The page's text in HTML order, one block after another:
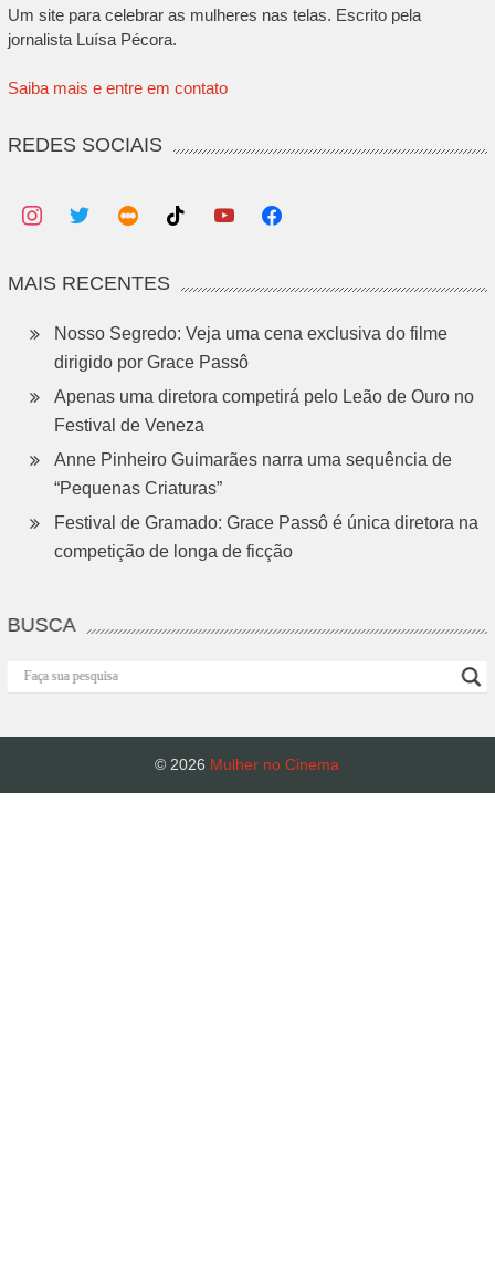
Um site para celebrar as mulheres nas telas. Escrito pela
jornalista Luísa Pécora.
Saiba mais e entre em contato
REDES SOCIAIS
MAIS RECENTES
Nosso Segredo: Veja uma cena exclusiva do filme
dirigido por Grace Passô
Apenas uma diretora competirá pelo Leão de Ouro no
Festival de Veneza
Anne Pinheiro Guimarães narra uma sequência de
“Pequenas Criaturas”
Festival de Gramado: Grace Passô é única diretora na
competição de longa de ficção
BUSCA
© 2026 Mulher no Cinema